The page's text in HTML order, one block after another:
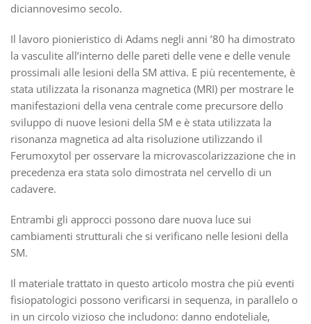
diciannovesimo secolo.
Il lavoro pionieristico di Adams negli anni ’80 ha dimostrato
la vasculite all’interno delle pareti delle vene e delle venule
prossimali alle lesioni della SM attiva. E più recentemente, è
stata utilizzata la risonanza magnetica (MRI) per mostrare le
manifestazioni della vena centrale come precursore dello
sviluppo di nuove lesioni della SM e è stata utilizzata la
risonanza magnetica ad alta risoluzione utilizzando il
Ferumoxytol per osservare la microvascolarizzazione che in
precedenza era stata solo dimostrata nel cervello di un
cadavere.
Entrambi gli approcci possono dare nuova luce sui
cambiamenti strutturali che si verificano nelle lesioni della
SM.
Il materiale trattato in questo articolo mostra che più eventi
fisiopatologici possono verificarsi in sequenza, in parallelo o
in un circolo vizioso che includono: danno endoteliale,